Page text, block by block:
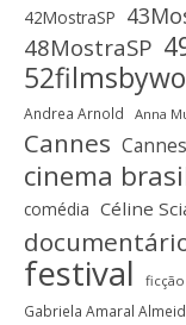
42MostraSP
48MostraSP
Andrea Arnold Anna
Cannes
cinema
comédia Céline
festival
Gabriela Amaral